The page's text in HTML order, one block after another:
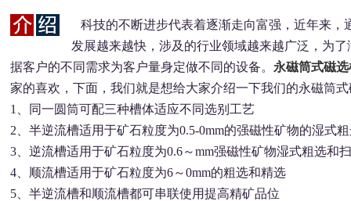
科技的不断进步代表着逐渐走向富强，近年来
发展越来越快，涉及的行业领域越来越广泛，为
据客户的不同需求为客户量身定做不同的设备。 永磁筒式磁
家的喜欢，下面，我们就是想给大家介绍一下我们的永磁筒
1、同一圆筒可配三种槽体适应不同选别工艺
2、半逆流槽适用于矿石粒度为0.5-0mm的强磁性矿物的湿式
3、逆流槽适用于矿石粒度为0.6～mm强磁性矿物湿式粗选和
4、顺流槽适用于矿石粒度为6～0mm的粗选和精选
5、半逆流槽和顺流槽都可串联使用提高精矿品位